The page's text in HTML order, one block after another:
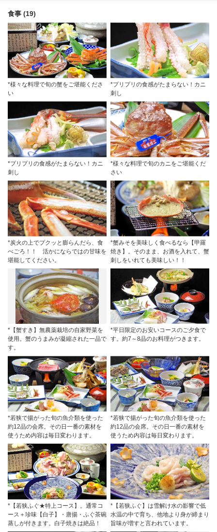
食事 (19)
*様々な料理で旬の蟹をご堪能くださ
い
*プリプリの食感がたまらない！カニ
刺し
*プリプリの食感がたまらない！カニ
刺し
*様々な料理で旬のカニをご堪能くだ
さい
*炭火の上でプクッと膨らんだら、食
べごろ！！ 活かにならではの甘味を
堪能してください。
*蟹みそを美味しく食べるなら【甲羅
焼き】。そのまま、お酒を入れて、蟹
刺しをいれても美味しい！！
*【蟹すき】無農薬栽培の自家野菜を
使用。蟹のうまみが凝縮された一品で
す。
*平日限定のお安いコースのご夕食で
す。約7～8品のお料理がつきます。
*若狭で揚がった旬の魚介類を使った
約12品の会席。その日一番の素材を
使うため内容は毎日変わります。
*若狭で揚がった旬の魚介類を使った
約12品の会席。その日一番の素材を
使うため内容は毎日変わります。
*【若狭ふぐ★特上コース】。通常コ
ース＋珍味【白子】・唐揚・ふぐ茶碗
蒸しが付きます。白子焼きは絶品！
*【若狭ふぐ】は雪解け水の影響で低
水温の中で育ち、他地より身が締まり
旨味が増すと言われています。